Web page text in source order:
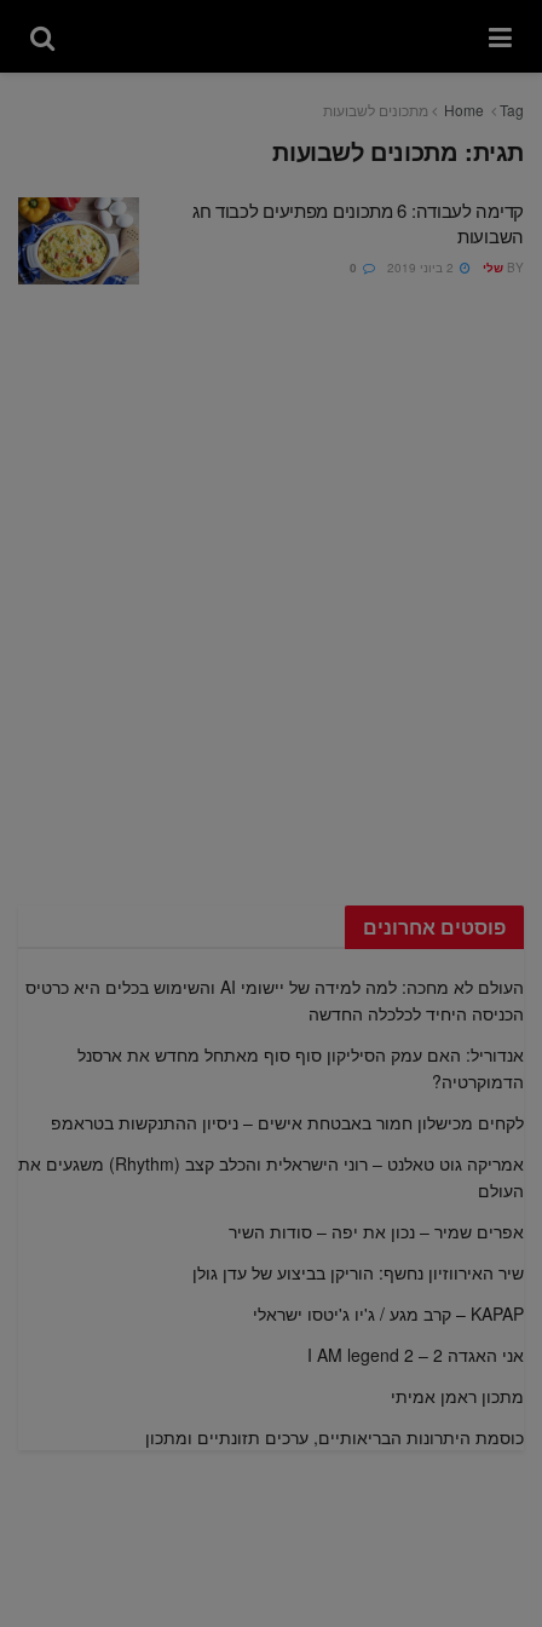
Home Tag מתכונים לשבועות
תגית: מתכונים לשבועות
קדימה לעבודה: 6 מתכונים מפתיעים לכבוד חג
השבועות
BY שלי
פוסטים אחרונים
העולם לא מחכה: למה למידה של יישומי AI והשימוש בכלים היא כרטיס
הכניסה היחיד לכלכלה החדשה
אנדוריל: האם עמק הסיליקון סוף סוף מאתחל מחדש את ארסנל
הדמוקרטיה?
לקחים מכישלון חמור באבטחת אישים – ניסיון ההתנקשות בטראמפ
אמריקה גוט טאלנט – רוני הישראלית והכלב קצב (Rhythm) משגעים את
העולם
אפרים שמיר – נכון את יפה – סודות השיר
שיר האירווזיון נחשף: הוריקן בביצוע של עדן גולן
KAPAP – קרב מגע / ג'יו ג'יטסו ישראלי
אני האגדה 2 – I AM legend 2
מתכון ראמן אמיתי
כוסמת היתרונות הבריאותיים, ערכים תזונתיים ומתכון